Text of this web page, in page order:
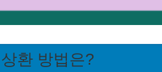
환 방법은?